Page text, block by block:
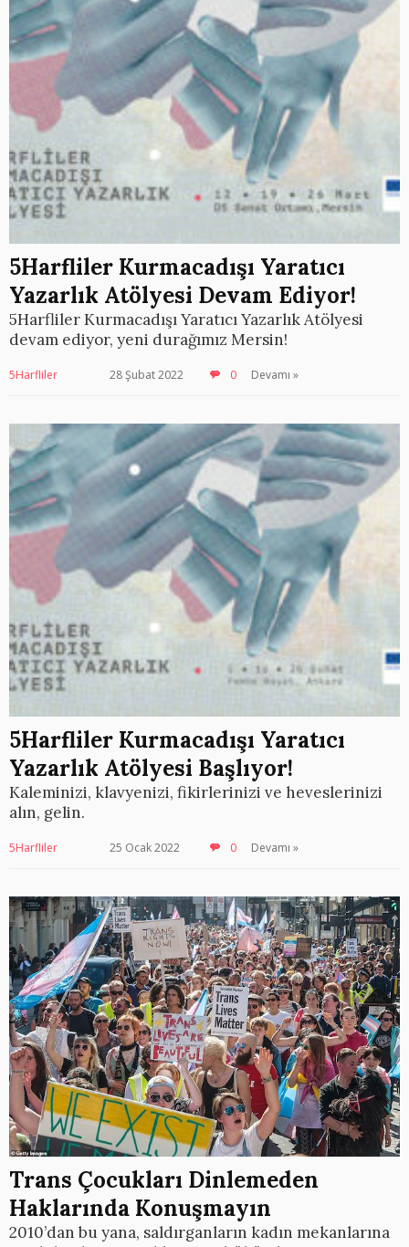
5Harfliler Kurmacadışı Yaratıcı
Yazarlık Atölyesi Devam Ediyor!
5Harfliler Kurmacadışı Yaratıcı Yazarlık Atölyesi
devam ediyor, yeni durağımız Mersin!
5Harfliler 28 Şubat 2022 0 Devamı »
5Harfliler Kurmacadışı Yaratıcı
Yazarlık Atölyesi Başlıyor!
Kaleminizi, klavyenizi, fikirlerinizi ve heveslerinizi
alın, gelin.
5Harfliler 25 Ocak 2022 0 Devamı »
Trans Çocukları Dinlemeden
Haklarında Konuşmayın
2010’dan bu yana, saldırganların kadın mekanlarına